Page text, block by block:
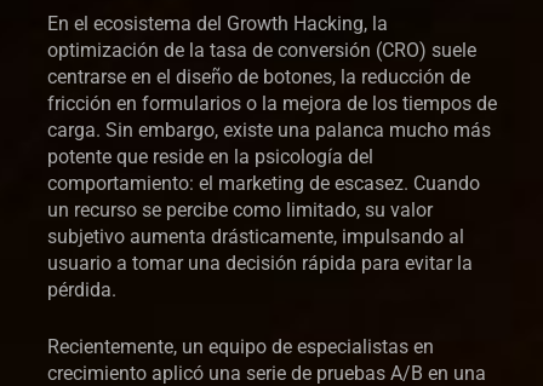
En el ecosistema del Growth Hacking, la
optimización de la tasa de conversión (CRO) suele
centrarse en el diseño de botones, la reducción de
fricción en formularios o la mejora de los tiempos de
carga. Sin embargo, existe una palanca mucho más
potente que reside en la psicología del
comportamiento: el marketing de escasez. Cuando
un recurso se percibe como limitado, su valor
subjetivo aumenta drásticamente, impulsando al
usuario a tomar una decisión rápida para evitar la
pérdida.
Recientemente, un equipo de especialistas en
crecimiento aplicó una serie de pruebas A/B en una